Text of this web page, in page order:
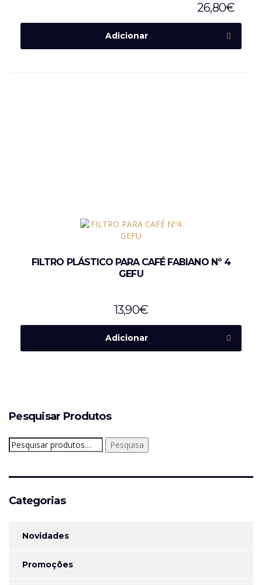
26,80€
Adicionar
FILTRO PLÁSTICO PARA CAFÉ FABIANO Nº 4
GEFU
13,90€
Adicionar
Pesquisar Produtos
Pesquisar
por:
Pesquisa
Categorias
Novidades
Promoções